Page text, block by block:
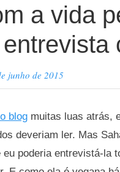
a vida
entrevista
junho de 2015
blog muitas luas atrás,
deveriam ler. Mas
poderia entrevistá-la